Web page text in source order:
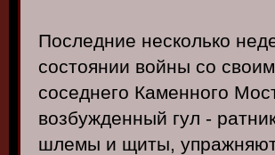
Последние несколько
состоянии войны со
соседнего Каменного
возбужденный гул -
шлемы и щиты,